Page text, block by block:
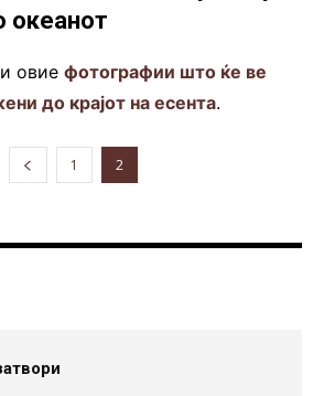
океанот
овие фотографии што ќе ве
до крајот на есента.
1 2